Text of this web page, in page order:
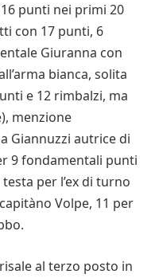
punti nei primi 20
con 17 punti, 6
Giuranna con
bianca, solita
e 12 rimbalzi, ma
menzione
Giannuzzi autrice di
9 fondamentali punti
per l’ex di turno
Volpe, 11 per
al terzo posto in